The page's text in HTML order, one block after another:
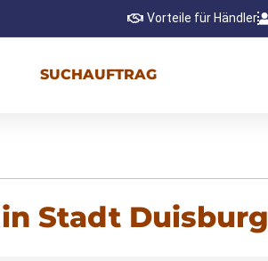
Vorteile für Händler
SUCHAUFTRAG
Stadt Duisburg